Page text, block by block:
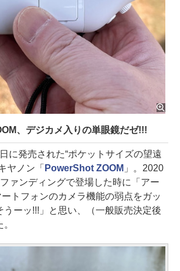
、デジカメ入りの単眼鏡だゼ!!!
に発売された“ポケットサイズの望遠
ヤノン「 PowerShot ZOOM 」。2020
ァンディングで登場した時に「アー
トフォンのカメラ機能の弱点をガッ
うーッ!!!」と思い、（一般販売決定後